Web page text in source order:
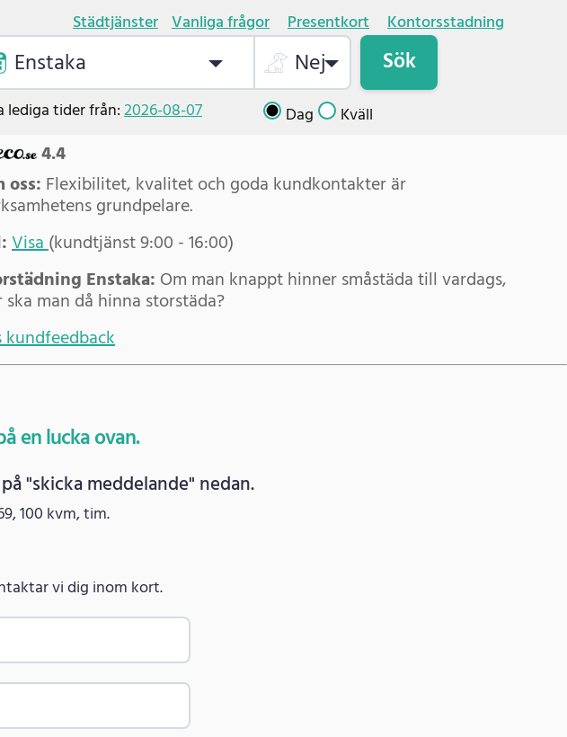
Städtjänster Vanliga frågor Presentkort Kontorsstadning
Enstaka Nej Sök
lediga tider från:2026-08-07 Dag Kväll
4.4
oss: Flexibilitet, kvalitet och goda kundkontakter är
grundpelare.
Visa(kundtjänst 9:00 - 16:00)
Enstaka: Om man knappt hinner småstäda till vardags,
ska man då hinna storstäda?
kundfeedback
en lucka ovan.
"skicka meddelande" nedan.
100 kvm, tim.
vi dig inom kort.